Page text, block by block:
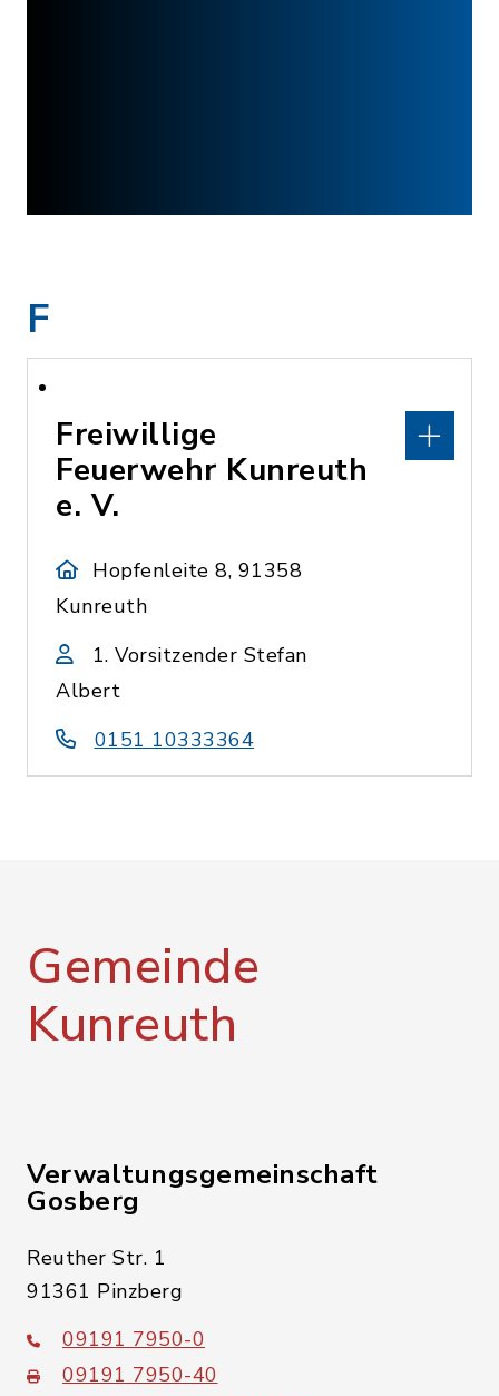
F
Freiwillige
Feuerwehr Kunreuth
e. V.
Hopfenleite 8, 91358
Kunreuth
1. Vorsitzender Stefan
Albert
0151 10333364
Gemeinde
Kunreuth
Verwaltungsgemeinschaft
Gosberg
Reuther Str. 1
91361 Pinzberg
09191 7950-0
09191 7950-40